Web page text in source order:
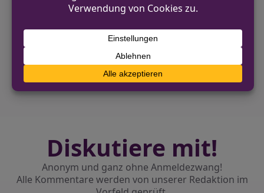
VORHERIGER BEITRAG
Billerbeck: Aggressionen während
Kneipenkarneval
NÄCHSTER BEITRAG
Polizei-Großeinsatz in Meschede: Teile der
Innenstadt zeitweise gesperrt
Diskutiere mit!
Anonym und ganz ohne Anmeldezwang!
Alle Kommentare werden von unserer Redaktion im